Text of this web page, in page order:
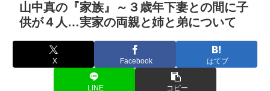
山中真の『家族』～３歳年下妻との間に子
供が４人…実家の両親と姉と弟について
X Facebook はてブ
LINE コピー